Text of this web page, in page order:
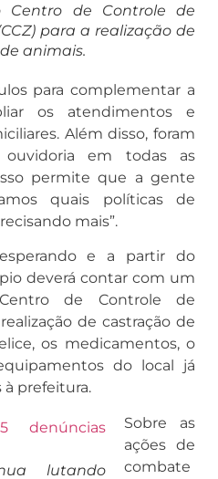
Centro de Controle de
para a realização de
animais.
para complementar a
os atendimentos e
Além disso, foram
ouvidoria em todas as
permite que a gente
quais políticas de
mais”.
e a partir do
deverá contar com um
de Controle de
de castração de
os medicamentos, o
do local já
prefeitura.
lutando
Sobre as
ações de
combate